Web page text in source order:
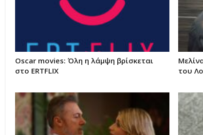
Oscar movies: Όλη η λάμψη βρίσκεται
στο ERTFLIX
του